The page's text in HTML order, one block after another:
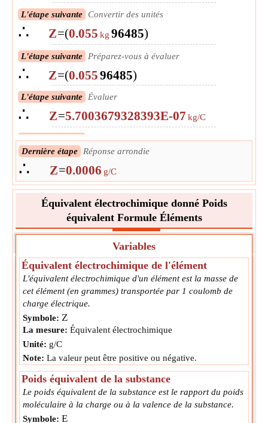
L'étape suivante Convertir des unités
∴ Z=(0.055 kg 96485)
L'étape suivante Préparez-vous à évaluer
∴ Z=(0.05596485)
L'étape suivante Évaluer
∴ Z=5.7003679328393E-07 kg/C
L'étape suivante Convertir en unité de sortie
∴ Z=0.00057003679328393
Dernière étape Réponse arrondie
∴ Z=0.0006 g/C
Équivalent électrochimique donné Poids
équivalent Formule Éléments
Variables
Équivalent électrochimique de l'élément
L'équivalent électrochimique d'un élément est la masse de
cet élément (en grammes) transportée par 1 coulomb de
charge électrique.
Symbole: Z
La mesure: Équivalent électrochimique
Unité: g/C
Note: La valeur peut être positive ou négative.
Poids équivalent de la substance
Le poids équivalent de la substance est le rapport du poids
moléculaire à la charge ou à la valence de la substance.
Symbole: E